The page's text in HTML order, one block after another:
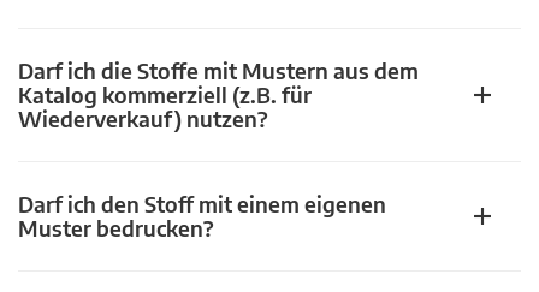
Darf ich die Stoffe mit Mustern aus dem
Katalog kommerziell (z.B. für
Wiederverkauf) nutzen?
Darf ich den Stoff mit einem eigenen
Muster bedrucken?